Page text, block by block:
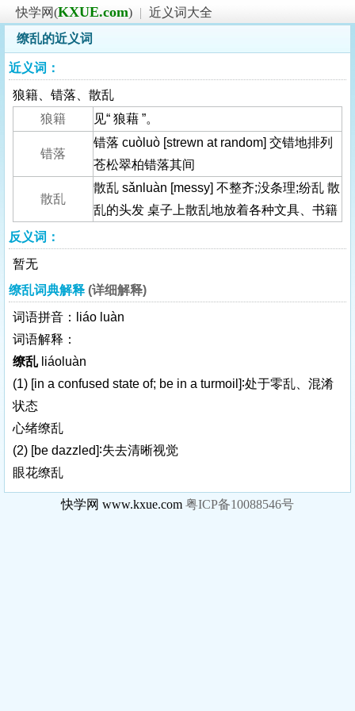
快学网(KXUE.com) | 近义词大全
缭乱的近义词
近义词：
狼籍、错落、散乱
狼籍
见“ 狼藉 ”。
错落
错落 cuòluò [strewn at random] 交错地排列
苍松翠柏错落其间
散乱
散乱 sǎnluàn [messy] 不整齐;没条理;纷乱 散
乱的头发 桌子上散乱地放着各种文具、书籍
反义词：
暂无
缭乱词典解释 (详细解释)
词语拼音：liáo luàn
词语解释：
缭乱 liáoluàn
(1) [in a confused state of; be in a turmoil]∶处于零乱、混淆
状态
心绪缭乱
(2) [be dazzled]∶失去清晰视觉
眼花缭乱
快学网 www.kxue.com 粤ICP备10088546号